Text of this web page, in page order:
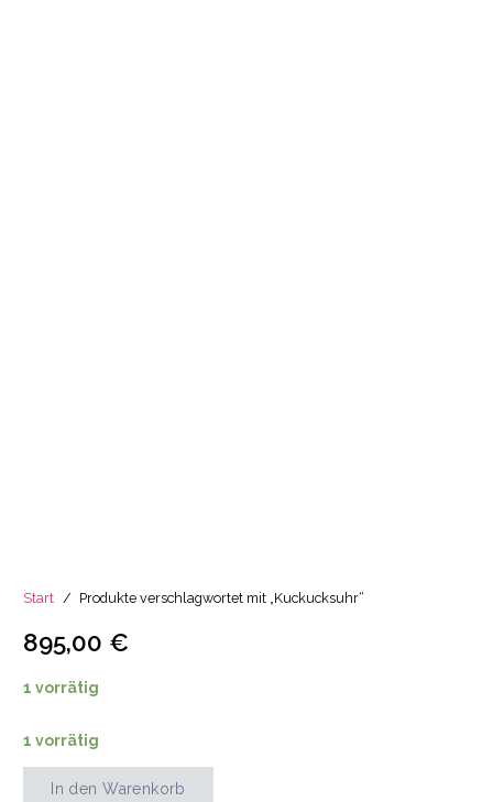
Start / Produkte verschlagwortet mit „Kuckucksuhr“
895,00 €
1 vorrätig
1 vorrätig
In den Warenkorb